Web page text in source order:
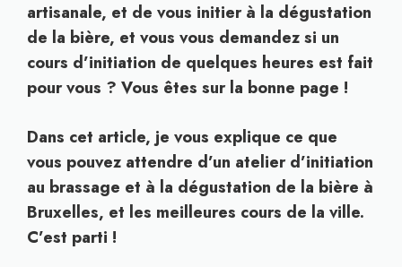
artisanale, et de vous initier à la dégustation
de la bière, et vous vous demandez si un
cours d’initiation de quelques heures est fait
pour vous ? Vous êtes sur la bonne page !
Dans cet article, je vous explique ce que
vous pouvez attendre d’un atelier d’initiation
au brassage et à la dégustation de la bière à
Bruxelles, et les meilleures cours de la ville.
C’est parti !